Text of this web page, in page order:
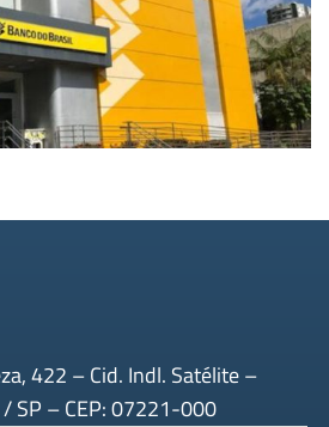
422 – Cid. Indl. Satélite –
SP – CEP: 07221-000